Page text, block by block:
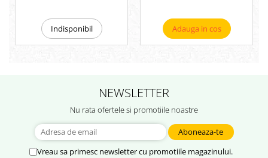
Indisponibil Adauga in cos
NEWSLETTER
Nu rata ofertele si promotiile noastre
Vreau sa primesc newsletter cu promotiile magazinului.